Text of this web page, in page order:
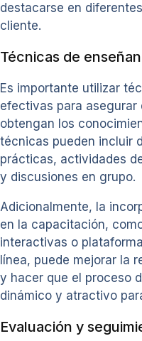
destacarse en
cliente.
Técnicas de
Es importante utilizar
efectivas para asegurar
obtengan los
técnicas pueden incluir
prácticas, actividades
y discusiones en grupo.
Adicionalmente, la
en la capacitación,
interactivas o
línea, puede mejorar la
y hacer que el proceso
dinámico y atractivo
Evaluación y